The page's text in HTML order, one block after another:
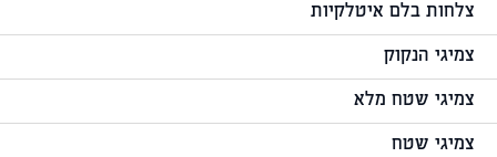
צלחות בלם איטלקיות
צמיגי הנקוק
צמיגי שטח מלא
צמיגי שטח